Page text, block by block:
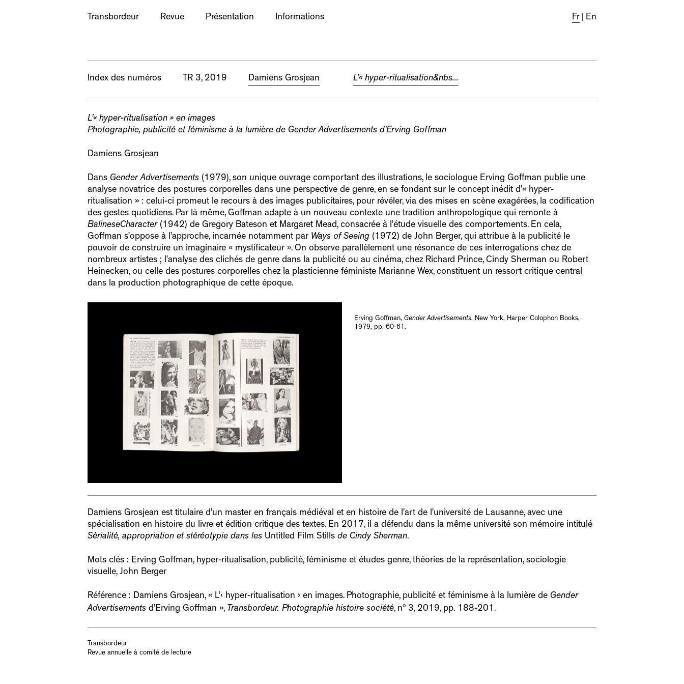
Transbordeur Revue Présentation Informations Fr En
Index des numéros TR 3, 2019 Damiens Grosjean L’« hyper-ritualisation&nbs...
L’« hyper-ritualisation » en images
Photographie, publicité et féminisme à la lumière de Gender Advertisements d’Erving Goffman
Damiens Grosjean
Dans Gender Advertisements (1979), son unique ouvrage comportant des illustrations, le sociologue Erving Goffman publie une
analyse novatrice des postures corporelles dans une perspective de genre, en se fondant sur le concept inédit d’« hyper-
ritualisation » : celui-ci promeut le recours à des images publicitaires, pour révéler, via des mises en scène exagérées, la codification
des gestes quotidiens. Par là même, Goffman adapte à un nouveau contexte une tradition anthropologique qui remonte à
BalineseCharacter(1942) de Gregory Bateson et Margaret Mead, consacrée à l’étude visuelle des comportements. En cela,
Goffman s’oppose à l’approche, incarnée notamment par Ways of Seeing (1972) de John Berger, qui attribue à la publicité le
pouvoir de construire un imaginaire « mystificateur ». On observe parallèlement une résonance de ces interrogations chez de
nombreux artistes ; l’analyse des clichés de genre dans la publicité ou au cinéma, chez Richard Prince, Cindy Sherman ou Robert
Heinecken, ou celle des postures corporelles chez la plasticienne féministe Marianne Wex, constituent un ressort critique central
dans la production photographique de cette époque.
Erving Goffman, Gender Advertisements, New York, Harper Colophon Books,
1979, pp. 60-61.
Damiens Grosjean est titulaire d’un master en français médiéval et en histoire de l’art de l’université de Lausanne, avec une
spécialisation en histoire du livre et édition critique des textes. En 2017, il a défendu dans la même université son mémoire intitulé
Sérialité, appropriation et stéréotypie dans les Untitled Film Stills de Cindy Sherman.
Mots clés : Erving Goffman, hyper-ritualisation, publicité, féminisme et études genre, théories de la représentation, sociologie
visuelle, John Berger
Référence : Damiens Grosjean, « L’‹ hyper-ritualisation › en images. Photographie, publicité et féminisme à la lumière de Gender
Advertisements d’Erving Goffman », Transbordeur. Photographie histoire société, no 3, 2019, pp. 188-201.
Transbordeur
Revue annuelle à comité de lecture